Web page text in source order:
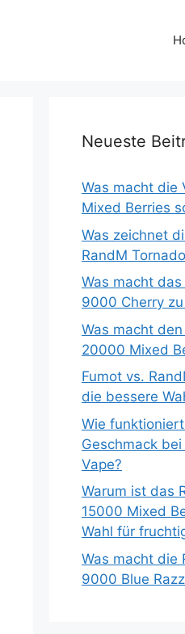
Neueste
Was macht die
Mixed Berries
Was zeichnet
RandM
Was macht
9000 Cherry
Was macht
20000 Mixed
Fumot vs.
die bessere
Wie
Geschmack
Vape?
Warum ist das
15000 Mixed
Wahl für
Was macht die
9000 Blue